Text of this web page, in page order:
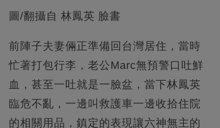
圖/翻攝自 林鳳英 臉書
前陣子夫妻倆正準備回台灣居住，當時
忙著打包行李，老公Marc無預警口吐鮮
血，甚至一吐就是一臉盆，當下林鳳英
臨危不亂，一邊叫救護車一邊收拾住院
的相關用品，鎮定的表現讓六神無主的